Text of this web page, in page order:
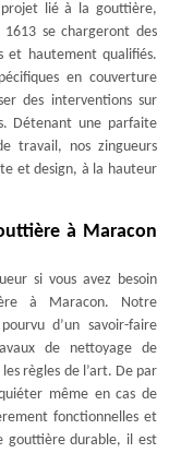
lié à la gouttière,
1613 se chargeront des
et hautement qualifiés.
en couverture
des interventions sur
Détenant une parfaite
travail, nos zingueurs
et design, à la hauteur
à Maracon
si vous avez besoin
à Maracon. Notre
d’un savoir-faire
de nettoyage de
règles de l’art. De par
même en cas de
fonctionnelles et
gouttière durable, il est